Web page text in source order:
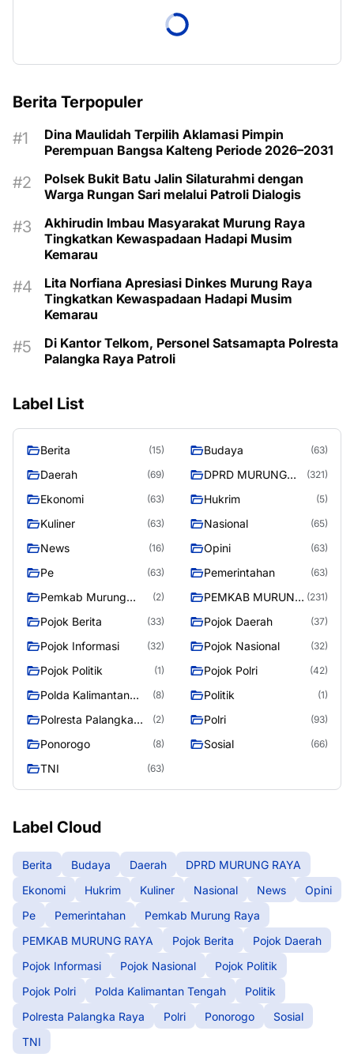
Berita Terpopuler
Dina Maulidah Terpilih Aklamasi Pimpin
Perempuan Bangsa Kalteng Periode 2026–2031
Polsek Bukit Batu Jalin Silaturahmi dengan
Warga Rungan Sari melalui Patroli Dialogis
Akhirudin Imbau Masyarakat Murung Raya
Tingkatkan Kewaspadaan Hadapi Musim
Kemarau
Lita Norfiana Apresiasi Dinkes Murung Raya
Tingkatkan Kewaspadaan Hadapi Musim
Kemarau
Di Kantor Telkom, Personel Satsamapta Polresta
Palangka Raya Patroli
Label List
Berita (15) Budaya (63)
Daerah (69)
DPRD MURUNG
(321)
Ekonomi (63) Hukrim (5)
Kuliner (63) Nasional (65)
News (16) Opini (63)
Pe (63) Pemerintahan (63)
Pemkab Murung
(2)
PEMKAB MURUNG (231)
Pojok Berita (33) Pojok Daerah (37)
Pojok Informasi (32) Pojok Nasional (32)
Pojok Politik (1) Pojok Polri (42)
Polda Kalimantan
(8) Politik (1)
Polresta Palangka
(2) Polri (93)
Ponorogo (8) Sosial (66)
TNI (63)
Label Cloud
Berita Budaya Daerah
DPRD MURUNG RAYA
Ekonomi
Hukrim Kuliner Nasional News
Opini
Pe
Pemerintahan
Pemkab Murung Raya
PEMKAB MURUNG RAYA
Pojok Berita
Pojok Daerah
Pojok Informasi
Pojok Nasional
Pojok Politik
Pojok Polri
Polda Kalimantan Tengah
Politik
Polresta Palangka Raya
Polri Ponorogo
Sosial
TNI